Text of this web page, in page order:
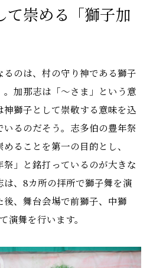
て崇める「獅子加
のは、村の守り神である獅子
加那志は「〜さま」という意
獅子として崇敬する意味を込
るのだそう。志多伯の豊年祭
ることを第一の目的とし、
祭」と銘打っているのが大きな
、8カ所の拝所で獅子舞を演
後、舞台会場で前獅子、中獅
演舞を行います。